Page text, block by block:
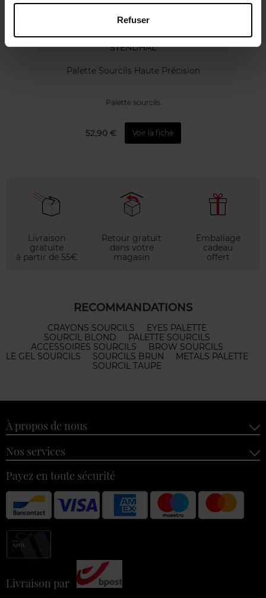
Refuser
STENDHAL
Palette Sourcils Haute Précision
Palette sourcils
52,90 € Voir la fiche
Livraison
gratuite
à partir de 55€
Retour gratuit
dans votre
magasin
Emballage
cadeau
offert
RECOMMANDATIONS
CRAYONS SOURCILS
EYES PALETTE
SOURCIL BLOND
PALETTE SOURCILS
ACCESSOIRES SOURCILS
BROW SOURCILS
LE GEL SOURCILS
SOURCILS BRUN
METALS PALETTE
SOURCIL TAUPE
À propos de nous
Nos services
Payez en toute sécurité
Livraison par